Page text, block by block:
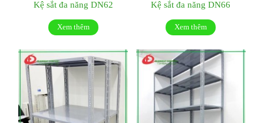
Kệ sắt đa năng DN62
Xem thêm
Kệ sắt đa năng DN66
Xem thêm